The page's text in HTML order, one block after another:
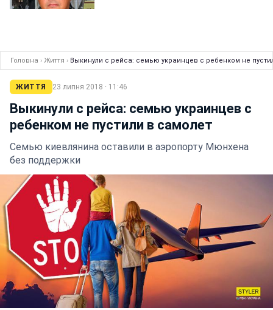
Головна › Життя › Выкинули с рейса: семью украинцев с ребенком не
ЖИТТЯ 23 липня 2018 · 11:46
Выкинули с рейса: семью украинцев с
ребенком не пустили в самолет
Семью киевлянина оставили в аэропорту Мюнхена
без поддержки